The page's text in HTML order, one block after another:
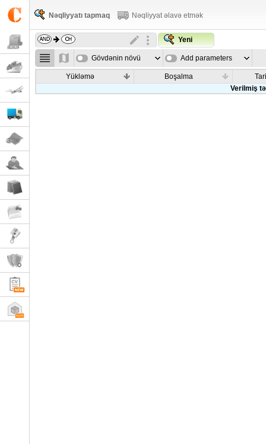
Nəqliyyatı tapmaq Nəqliyyat əlavə etmək
Yeni
Gövdənin növü Add parameters
Yükləmə Boşalma
Verilmiş